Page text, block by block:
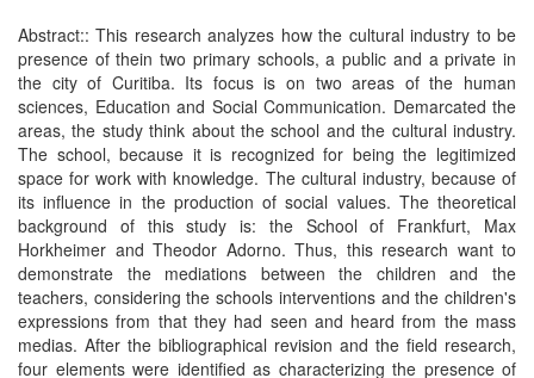
Abstract:: This research analyzes how the cultural industry to be
presence of thein two primary schools, a public and a private in
the city of Curitiba. Its focus is on two areas of the human
sciences, Education and Social Communication. Demarcated the
areas, the study think about the school and the cultural industry.
The school, because it is recognized for being the legitimized
space for work with knowledge. The cultural industry, because of
its influence in the production of social values. The theoretical
background of this study is: the School of Frankfurt, Max
Horkheimer and Theodor Adorno. Thus, this research want to
demonstrate the mediations between the children and the
teachers, considering the schools interventions and the children's
expressions from that they had seen and heard from the mass
medias. After the bibliographical revision and the field research,
four elements were identified as characterizing the presence of